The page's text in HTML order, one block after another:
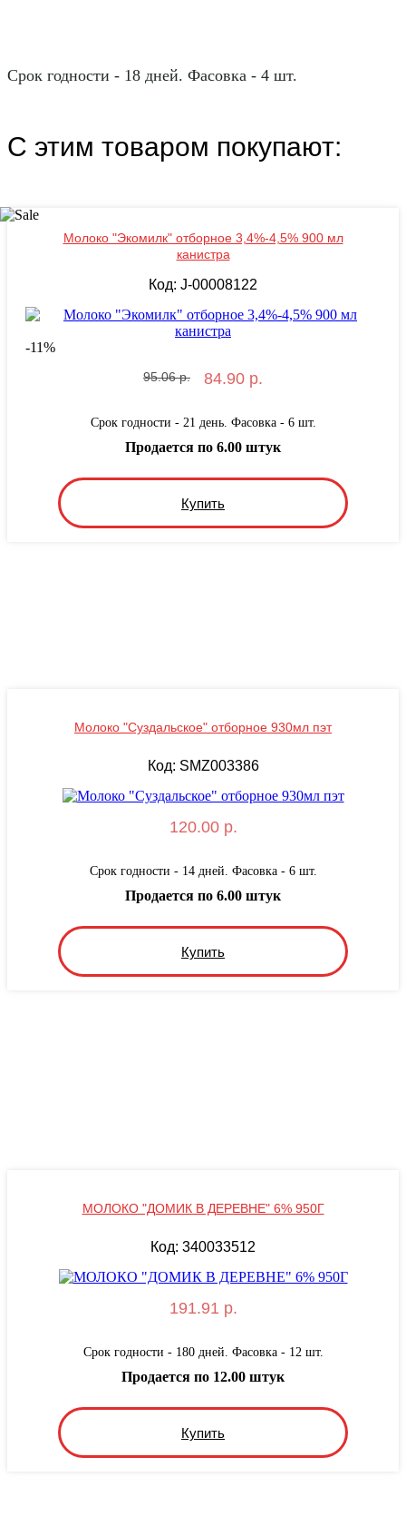
Срок годности - 18 дней. Фасовка - 4 шт.
С этим товаром покупают:
Молоко "Экомилк" отборное 3,4%-4,5% 900 мл
канистра
Код: J-00008122
-11%
95.06 р. 84.90 р.
Срок годности - 21 день. Фасовка - 6 шт.
Купить
Продается по 6.00 штук
Молоко "Суздальское" отборное 930мл пэт
Код: SMZ003386
120.00 р.
Срок годности - 14 дней. Фасовка - 6 шт.
Купить
Продается по 6.00 штук
МОЛОКО "ДОМИК В ДЕРЕВНЕ" 6% 950Г
Код: 340033512
191.91 р.
Срок годности - 180 дней. Фасовка - 12 шт.
Купить
Продается по 12.00 штук